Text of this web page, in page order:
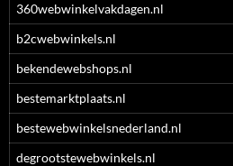
360webwinkelvakdagen.nl
b2cwebwinkels.nl
bekendewebshops.nl
bestemarktplaats.nl
bestewebwinkelsnederland.nl
degrootstewebwinkels.nl